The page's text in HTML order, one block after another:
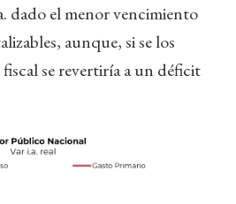
dado el menor vencimiento
aunque, si se los
se revertiría a un déficit